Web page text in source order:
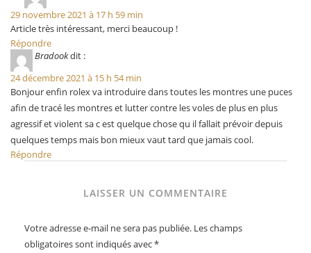
29 novembre 2021 à 17 h 59 min
Article très intéressant, merci beaucoup !
Répondre
Bradookdit :
24 décembre 2021 à 15 h 54 min
Bonjour enfin rolex va introduire dans toutes les montres une puces
afin de tracé les montres et lutter contre les voles de plus en plus
agressif et violent sa c est quelque chose qu il fallait prévoir depuis
quelques temps mais bon mieux vaut tard que jamais cool.
Répondre
LAISSER UN COMMENTAIRE
Votre adresse e-mail ne sera pas publiée. Les champs
obligatoires sont indiqués avec*